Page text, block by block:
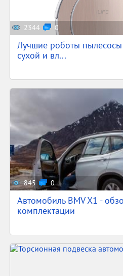
2344 0
Лучшие роботы
сухой и вл...
845 0
Автомобиль BMV X1 -
комплектации